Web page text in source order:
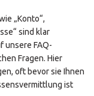
„Konto“,
sind klar
unsere FAQ-
Fragen. Hier
oft bevor sie Ihnen
ist